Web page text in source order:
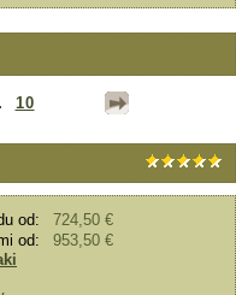
10
od:
724,50 €
od:
953,50 €